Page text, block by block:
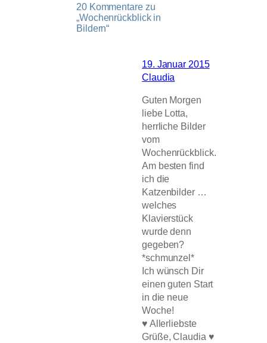
20 Kommentare zu
„Wochenrückblick in
Bildern“
19. Januar 2015
Claudia
Guten Morgen
liebe Lotta,
herrliche Bilder
vom
Wochenrückblick.
Am besten find
ich die
Katzenbilder …
welches
Klavierstück
wurde denn
gegeben?
*schmunzel*
Ich wünsch Dir
einen guten Start
in die neue
Woche!
♥ Allerliebste
Grüße, Claudia ♥